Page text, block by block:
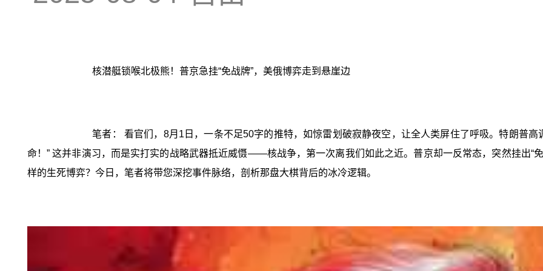
核潜艇锁喉北极熊！普京急挂“免战牌”，美俄博弈走到悬崖边
笔者： 看官们，8月1日，一条不足50字的推特，如惊雷划破寂静夜空，让全人类屏住了呼吸。特朗普
命！” 这并非演习，而是实打实的战略武器抵近威慑——核战争，第一次离我们如此之近。普京却一反常态，突然挂出“
样的生死博弈？今日，笔者将带您深挖事件脉络，剖析那盘大棋背后的冰冷逻辑。